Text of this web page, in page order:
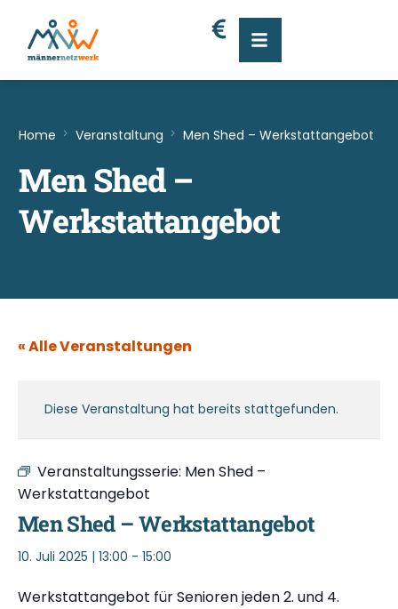
Home Veranstaltung Men Shed – Werkstattangebot
Men Shed –
Werkstattangebot
« Alle Veranstaltungen
Diese Veranstaltung hat bereits stattgefunden.
Veranstaltungsserie: Men Shed –
Werkstattangebot
Men Shed – Werkstattangebot
10. Juli 2025 | 13:00 - 15:00
Werkstattangebot für Senioren jeden 2. und 4.